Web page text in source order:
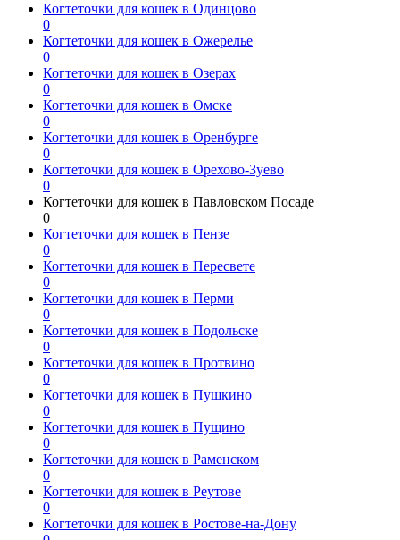
Когтеточки для кошек в Одинцово
0
Когтеточки для кошек в Ожерелье
0
Когтеточки для кошек в Озерах
0
Когтеточки для кошек в Омске
0
Когтеточки для кошек в Оренбурге
0
Когтеточки для кошек в Орехово-Зуево
0
Когтеточки для кошек в Павловском Посаде
0
Когтеточки для кошек в Пензе
0
Когтеточки для кошек в Пересвете
0
Когтеточки для кошек в Перми
0
Когтеточки для кошек в Подольске
0
Когтеточки для кошек в Протвино
0
Когтеточки для кошек в Пушкино
0
Когтеточки для кошек в Пущино
0
Когтеточки для кошек в Раменском
0
Когтеточки для кошек в Реутове
0
Когтеточки для кошек в Ростове-на-Дону